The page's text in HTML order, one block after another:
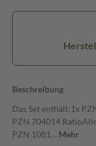
Beschreibung
Das Set enthält:1x
PZN 704014
PZN 1081… Mehr